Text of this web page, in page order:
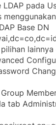
LDAP pada
Base DN
Group
tab